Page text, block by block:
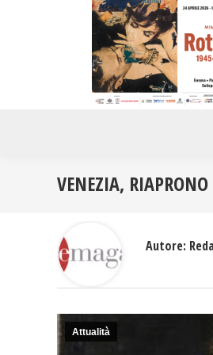
VENEZIA,
Attualità
Autore: